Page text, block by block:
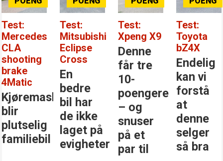
Test:
Mitsubishi
Eclipse
Cross
bedre
bil har
de ikke
laget på
evigheter
Test:
Xpeng X9
Denne
får tre
poengere
– og
snuser
på et
par til
Test:
Toyota
bZ4X
Endelig
kan vi
forstå
denne
selger
så bra